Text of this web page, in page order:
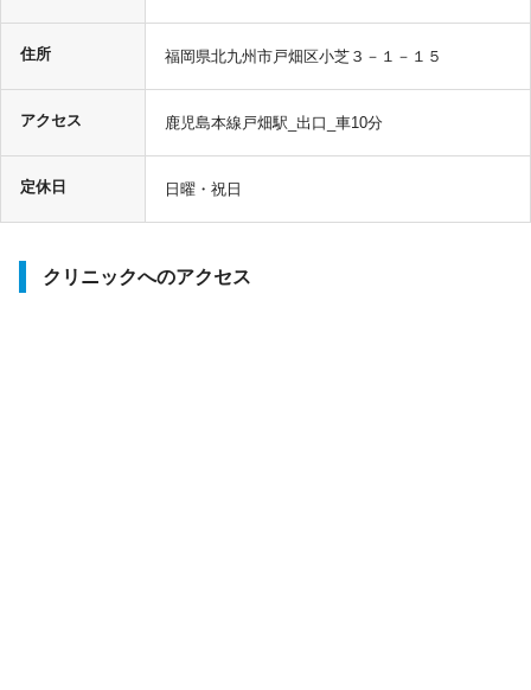
住所 福岡県北九州市戸畑区小芝３－１－１５
アクセス 鹿児島本線戸畑駅_出口_車10分
定休日 日曜・祝日
クリニックへのアクセス